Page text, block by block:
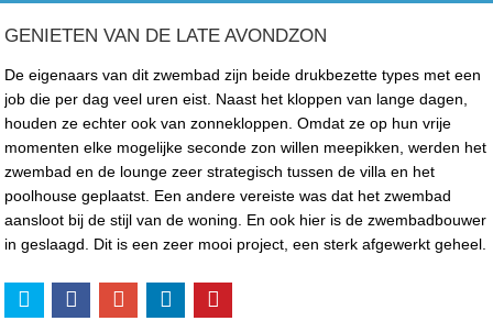
GENIETEN VAN DE LATE AVONDZON
De eigenaars van dit zwembad zijn beide drukbezette types met een
job die per dag veel uren eist. Naast het kloppen van lange dagen,
houden ze echter ook van zonnekloppen. Omdat ze op hun vrije
momenten elke mogelijke seconde zon willen meepikken, werden het
zwembad en de lounge zeer strategisch tussen de villa en het
poolhouse geplaatst. Een andere vereiste was dat het zwembad
aansloot bij de stijl van de woning. En ook hier is de zwembadbouwer
in geslaagd. Dit is een zeer mooi project, een sterk afgewerkt geheel.